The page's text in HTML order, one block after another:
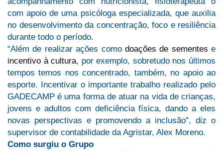
com apoio de uma psicóloga especializada, que auxilia
no desenvolvimento da concentração, foco e resiliência
durante todo o período.
“Além de realizar ações como doações de sementes e
incentivo à cultura, por exemplo, sobretudo nos últimos
tempos temos nos concentrado, também, no apoio ao
esporte. Incentivar o importante trabalho realizado pelo
GADECAMP é uma forma de atuar na vida de crianças,
jovens e adultos com deficiência física, dando a eles
novas perspectivas e promovendo a inclusão”, diz o
supervisor de contabilidade da Agristar, Alex Moreno.
Como surgiu o Grupo